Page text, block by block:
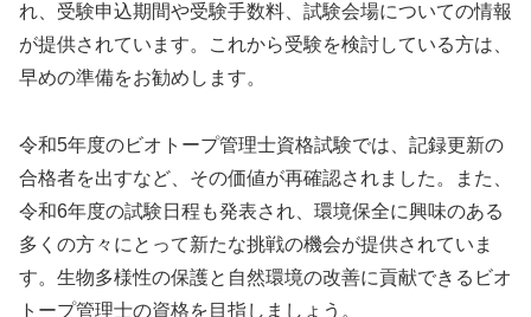
れ、受験申込期間や受験手数料、試験会場についての情報
が提供されています。これから受験を検討している方は、
早めの準備をお勧めします。
令和5年度のビオトープ管理士資格試験では、記録更新の
合格者を出すなど、その価値が再確認されました。また、
令和6年度の試験日程も発表され、環境保全に興味のある
多くの方々にとって新たな挑戦の機会が提供されていま
す。生物多様性の保護と自然環境の改善に貢献できるビオ
トープ管理士の資格を目指しましょう。